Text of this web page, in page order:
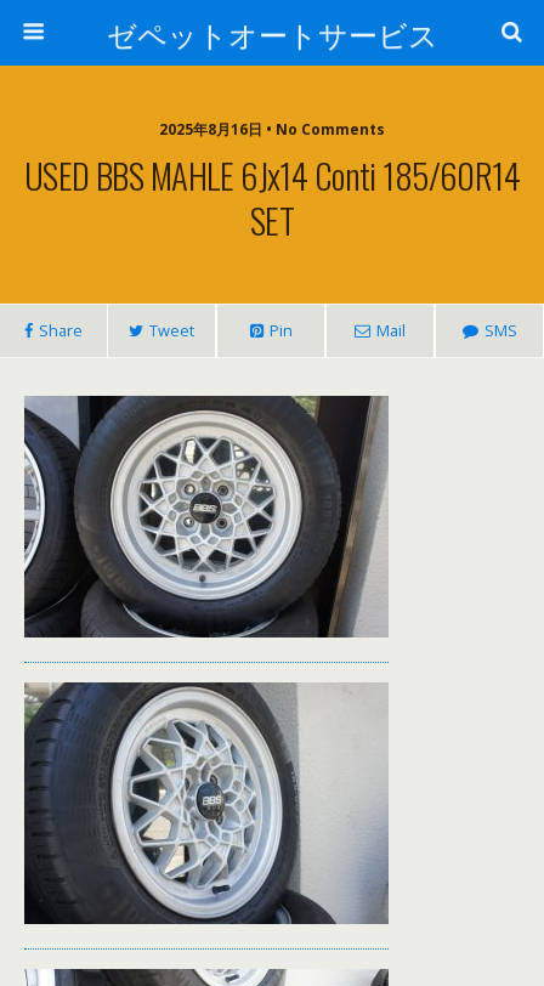
ゼペットオートサービス
2025年8月16日 • No Comments
USED BBS MAHLE 6Jx14 Conti 185/60R14
SET
Share Tweet Pin Mail SMS